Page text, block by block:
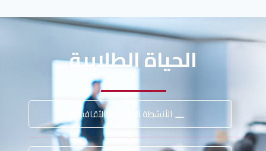
الحياة الطلابية
الأنشطة الرياضية والثقافية